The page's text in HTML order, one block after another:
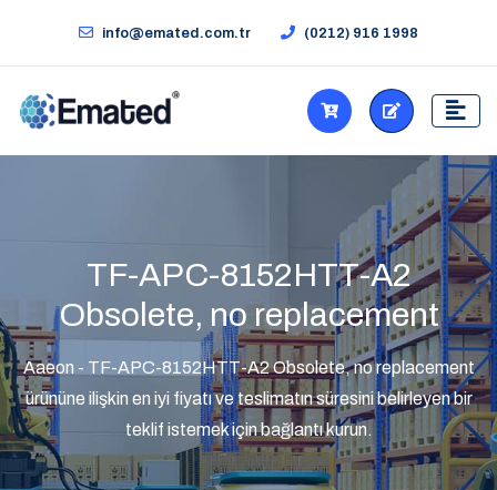
info@emated.com.tr (0212) 916 1998
TF-APC-8152HTT-A2
Obsolete, no replacement
Aaeon - TF-APC-8152HTT-A2 Obsolete, no replacement
ürününe ilişkin en iyi fiyatı ve teslimatın süresini belirleyen bir
teklif istemek için bağlantı kurun.